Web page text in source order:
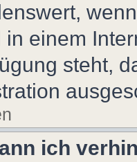
in einem
steht,
ich